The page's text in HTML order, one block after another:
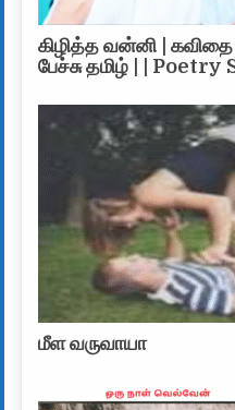
கிழித்த வன்னி | கவிதை
பேச்சு தமிழ் | |
மீள வருவாயா